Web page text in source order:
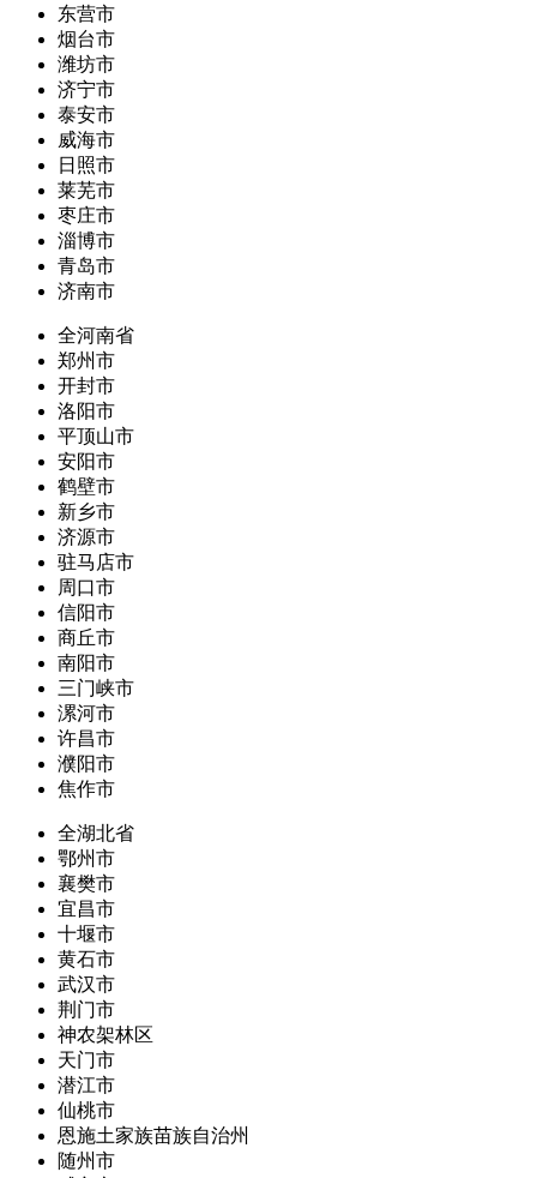
东营市
烟台市
潍坊市
济宁市
泰安市
威海市
日照市
莱芜市
枣庄市
淄博市
青岛市
济南市
全河南省
郑州市
开封市
洛阳市
平顶山市
安阳市
鹤壁市
新乡市
济源市
驻马店市
周口市
信阳市
商丘市
南阳市
三门峡市
漯河市
许昌市
濮阳市
焦作市
全湖北省
鄂州市
襄樊市
宜昌市
十堰市
黄石市
武汉市
荆门市
神农架林区
天门市
潜江市
仙桃市
恩施土家族苗族自治州
随州市